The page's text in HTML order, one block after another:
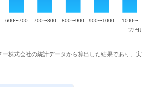
株式会社の統計データから算出した結果であり、実